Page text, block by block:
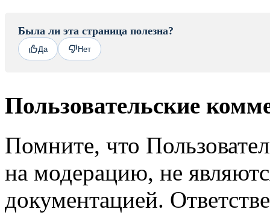
Была ли эта страница полезна?
Да Нет
Пользовательские
Помните, что
на модерацию, не
документацией.